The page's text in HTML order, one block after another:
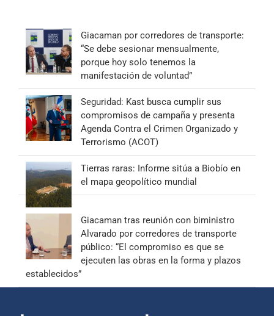
Giacaman por corredores de transporte:
“Se debe sesionar mensualmente,
porque hoy solo tenemos la
manifestación de voluntad”
Seguridad: Kast busca cumplir sus
compromisos de campaña y presenta
Agenda Contra el Crimen Organizado y
Terrorismo (ACOT)
Tierras raras: Informe sitúa a Biobío en
el mapa geopolítico mundial
Giacaman tras reunión con biministro
Alvarado por corredores de transporte
público: “El compromiso es que se
ejecuten las obras en la forma y plazos
establecidos”